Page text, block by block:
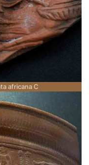
africana C